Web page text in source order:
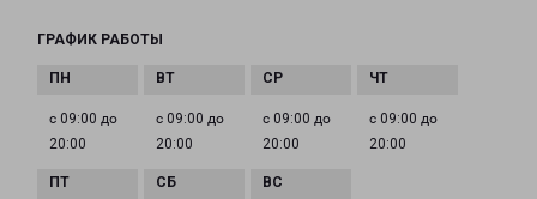
ГРАФИК РАБОТЫ
с 09:00 до
20:00
с 09:00 до
20:00
с 09:00 до
20:00
с 09:00 до
20:00